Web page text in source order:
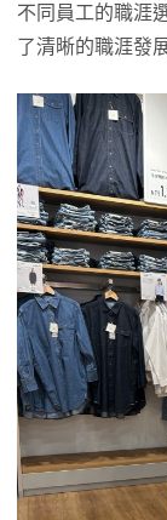
不同員工的職涯
了清晰的職涯發